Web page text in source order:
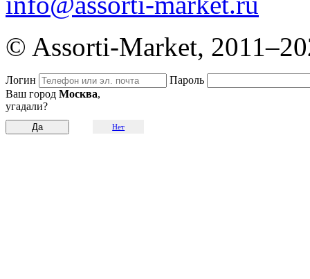
© Assorti-Market,
Логин
Пароль
Ваш город Москва,
угадали?
Нет